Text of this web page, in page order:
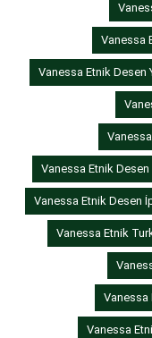
Vanessa
Vanessa Etnik Desen
Vanessa Etnik
Vanessa Etnik Desen
Vanessa Etnik
Vanessa
Vanessa